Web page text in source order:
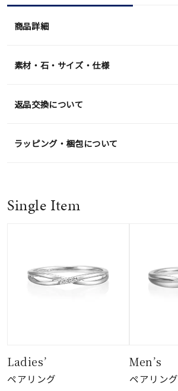
商品詳細
素材・石・サイズ・仕様
返品交換について
ラッピング・梱包について
Single Item
Ladies’
ペアリング
Men’s
ペアリング